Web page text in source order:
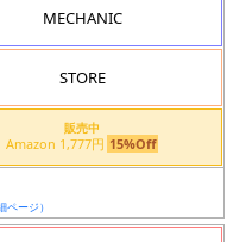
MECHANIC
STORE
販売中
Amazon 1,777円 15%Off
ページ）